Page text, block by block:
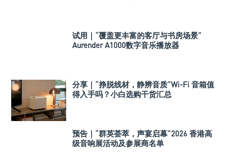
试用｜“覆盖更丰富的客厅与书房场景”
Aurender A1000数字音乐播放器
分享｜“挣脱线材，静辨音质”Wi-Fi 音箱值
得入手吗？小白选购干货汇总
预告｜“群英荟萃，声宴启幕”2026 香港高
级音响展活动及参展商名单